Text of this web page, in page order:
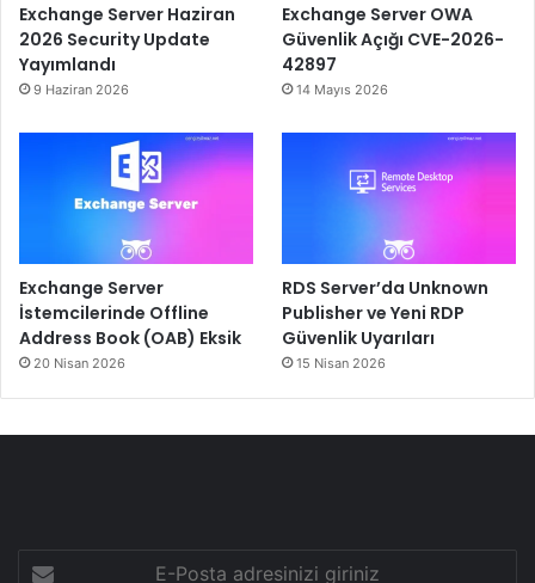
Exchange Server Haziran
2026 Security Update
Yayımlandı
9 Haziran 2026
Exchange Server OWA
Güvenlik Açığı CVE-2026-
42897
14 Mayıs 2026
Exchange Server
İstemcilerinde Offline
Address Book (OAB) Eksik
20 Nisan 2026
RDS Server’da Unknown
Publisher ve Yeni RDP
Güvenlik Uyarıları
15 Nisan 2026